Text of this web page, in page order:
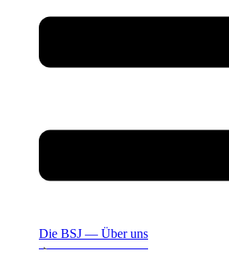
Die BSJ — Über uns